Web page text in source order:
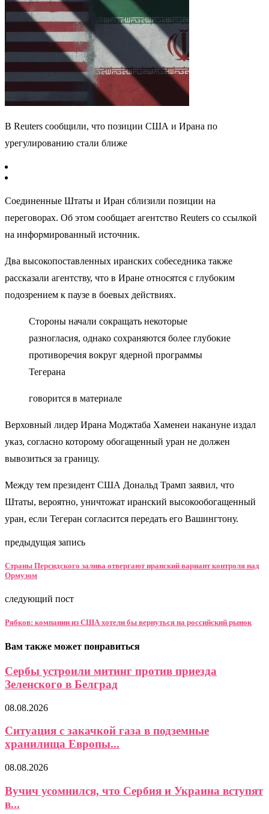
В Reuters сообщили, что позиции США и Ирана по
урегулированию стали ближе
Соединенные Штаты и Иран сблизили позиции на
переговорах. Об этом сообщает агентство Reuters со ссылкой
на информированный источник.
Два высокопоставленных иранских собеседника также
рассказали агентству, что в Иране относятся с глубоким
подозрением к паузе в боевых действиях.
Стороны начали сокращать некоторые
разногласия, однако сохраняются более глубокие
противоречия вокруг ядерной программы
Тегерана
говорится в материале
Верховный лидер Ирана Моджтаба Хаменеи накануне издал
указ, согласно которому обогащенный уран не должен
вывозиться за границу.
Между тем президент США Дональд Трамп заявил, что
Штаты, вероятно, уничтожат иранский высокообогащенный
уран, если Тегеран согласится передать его Вашингтону.
предыдущая запись
Страны Персидского залива отвергают иранский вариант контроля над
Ормузом
следующий пост
Рябков: компании из США хотели бы вернуться на российский рынок
Вам также может понравиться
Сербы устроили митинг против приезда
Зеленского в Белград
08.08.2026
Ситуация с закачкой газа в подземные
хранилища Европы...
08.08.2026
Вучич усомнился, что Сербия и Украина вступят
в...